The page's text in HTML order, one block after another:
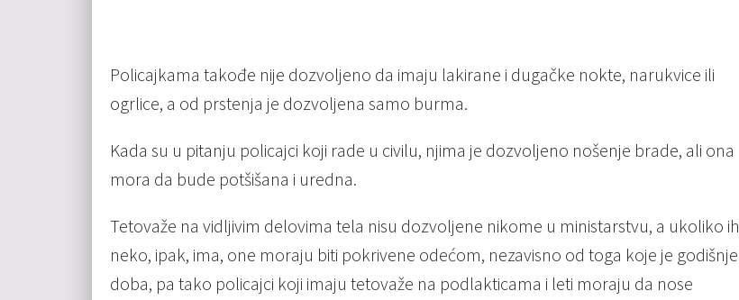
Policajkama takođe nije dozvoljeno da imaju lakirane i dugačke nokte, narukvice ili
ogrlice, a od prstenja je dozvoljena samo burma.
Kada su u pitanju policajci koji rade u civilu, njima je dozvoljeno nošenje brade, ali ona
mora da bude potšišana i uredna.
Tetovaže na vidljivim delovima tela nisu dozvoljene nikome u ministarstvu, a ukoliko ih
neko, ipak, ima, one moraju biti pokrivene odećom, nezavisno od toga koje je godišnje
doba, pa tako policajci koji imaju tetovaže na podlakticama i leti moraju da nose